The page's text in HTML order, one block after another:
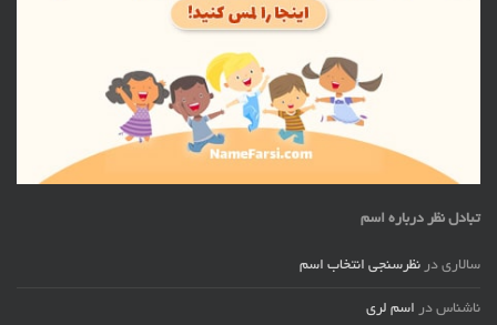
تبادل نظر درباره اسم
سالاری در نظرسنجی انتخاب اسم
ناشناس در اسم لری